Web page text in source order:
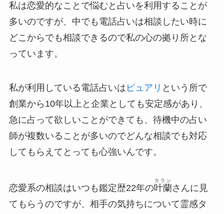
私は恋愛的なことで悩むと占いを利用することが
多いのですが、中でも電話占いは相談したい時に
どこからでも相談できるので私の心の拠り所とな
っています。
私が利用している電話占いは ピュアリ という所で
創業から10年以上と企業としても安定感があり、
急に占って欲しいことができても、待機中の占い
師が複数いることが多いのでどんな相談でも対応
してもらえてとっても心強いんです。
恋愛系の相談はいつも鑑定歴22年の叶蘭
カラン
さんに見
てもらうのですが、相手の気持ちについて霊感タ